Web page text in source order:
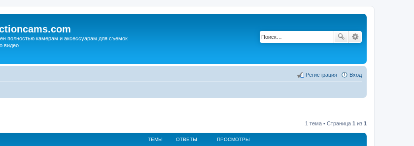
полностью камерам и аксессуарам для съемок
видео
Вход
Регистрация
1 тема • Страница 1 из 1
ТЕМЫ ОТВЕТЫ
ПРОСМОТРЫ